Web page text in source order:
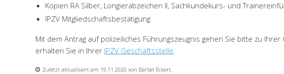
Kopien RA Silber, Longierabzeichen II, Sachkundekurs- und
IPZV Mitgliedschaftsbestätigung
Mit dem Antrag auf polizeiliches Führungszeugnis gehen Sie bitte zu
erhalten Sie in Ihrer IPZV Geschäftsstelle.
Zuletzt aktualisiert am 19.11.2020 von Bärbel Eckert.